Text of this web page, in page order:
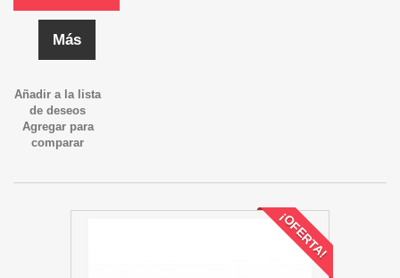
Más
Añadir a la lista
de deseos
Agregar para
comparar
¡OFERTA!